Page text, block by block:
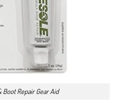
Boot Repair Gear Aid